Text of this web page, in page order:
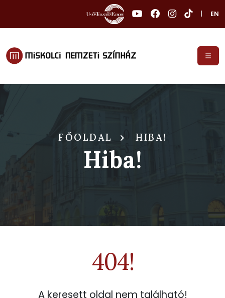
EN
FŐOLDAL HIBA!
Hiba!
404!
A keresett oldal nem található!